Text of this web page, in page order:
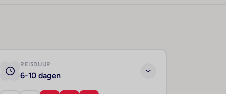
REISDUUR
6-10 dagen